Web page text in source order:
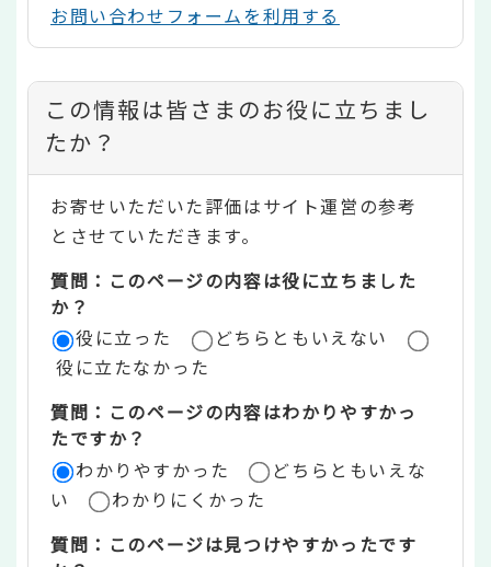
お問い合わせフォームを利用する
コ
ン
テ
ン
ツ
評
価
リ
ア
この情報は皆さまのお役に立ちまし
たか？
お寄せいただいた評価はサイト運営の参考
とさせていただきます。
質問：このページの内容は役に立ちました
か？
役に立った
どちらともいえない
役に立たなかった
質問：このページの内容はわかりやすかっ
たですか？
わかりやすかった
どちらともいえな
い
わかりにくかった
質問：このページは見つけやすかったです